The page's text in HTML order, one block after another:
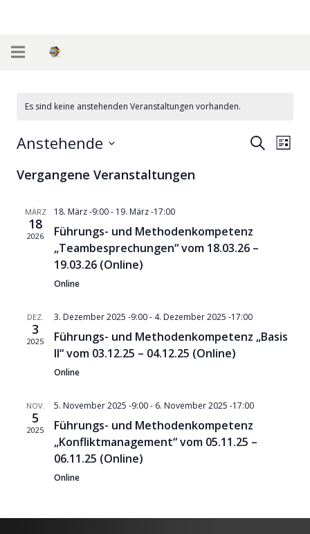
Es sind keine anstehenden Veranstaltungen vorhanden.
SucheListe
Anstehende
wählen.
Vergangene Veranstaltungen
MÄRZ
18
2026
18. März -9:00- 19. März -17:00
Führungs- und Methodenkompetenz
„Teambesprechungen“ vom 18.03.26 –
19.03.26 (Online)
Online
DEZ.
3
2025
3. Dezember 2025 -9:00- 4. Dezember 2025 -17:00
Führungs- und Methodenkompetenz „Basis
II“ vom 03.12.25 – 04.12.25 (Online)
Online
NOV.
5
2025
5. November 2025 -9:00- 6. November 2025 -17:00
Führungs- und Methodenkompetenz
„Konfliktmanagement“ vom 05.11.25 –
06.11.25 (Online)
Online